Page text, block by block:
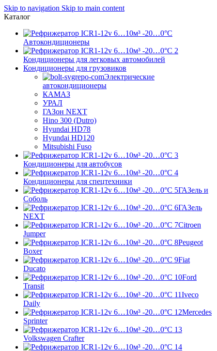
Skip to navigation Skip to main content
Каталог
Автокондиционеры
Кондиционеры для легковых автомобилей
Кондиционеры для грузовиков
Электрические
автокондиционеры
КАМАЗ
УРАЛ
ГАЗон NEXT
Hino 300 (Dutro)
Hyundai HD78
Hyundai HD120
Mitsubishi Fuso
Кондиционеры для автобусов
Кондиционеры для спецтехники
ГАЗель и
Соболь
ГАЗель
NEXT
Citroen
Jumper
Peugeot
Boxer
Fiat
Ducato
Ford
Transit
Iveco
Daily
Mercedes
Sprinter
Volkswagen Crafter